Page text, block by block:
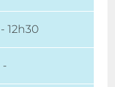
12h30
-